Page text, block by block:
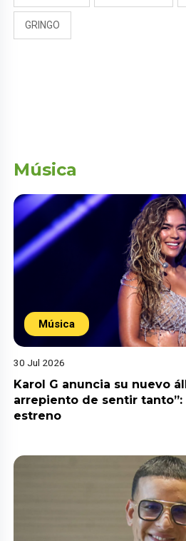
GRINGO
Música
Música
30 Jul 2026
Karol G anuncia su nuevo
arrepiento de sentir
estreno